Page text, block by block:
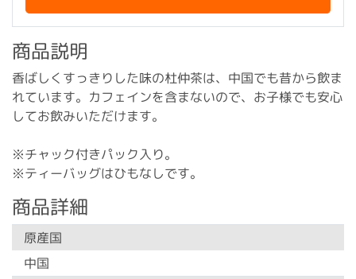
商品説明
香ばしくすっきりした味の杜仲茶は、中国でも昔から飲ま
れています。カフェインを含まないので、お子様でも安心
してお飲みいただけます。
※チャック付きパック入り。
※ティーバッグはひもなしです。
商品詳細
原産国
中国